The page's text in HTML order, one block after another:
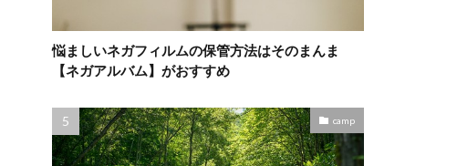
悩ましいネガフィルムの保管方法はそのまんま
【ネガアルバム】がおすすめ
camp